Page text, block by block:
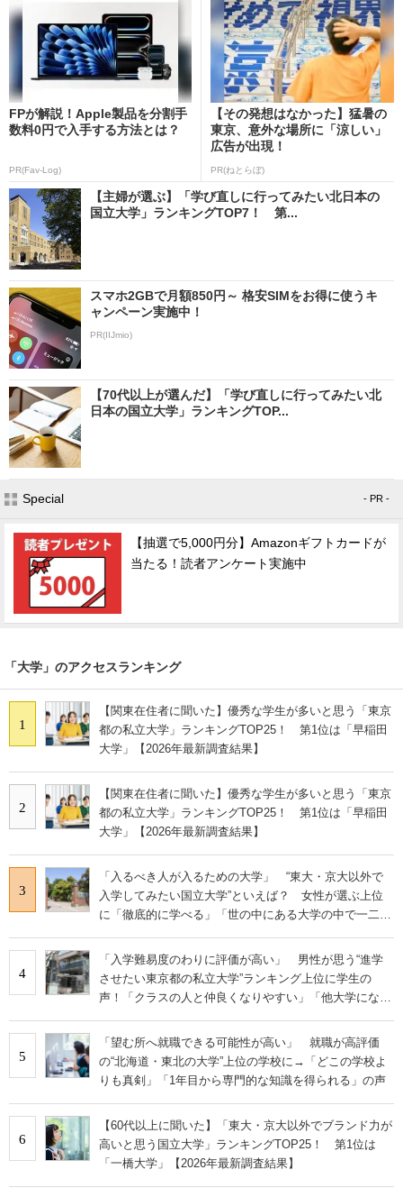
FPが解説！Apple製品を分割手
数料0円で入手する方法とは？
PR(Fav-Log)
【その発想はなかった】猛暑の
東京、意外な場所に「涼しい」
広告が出現！
PR(ねとらぼ)
【主婦が選ぶ】「学び直しに行ってみたい北日本の
国立大学」ランキングTOP7！ 第...
スマホ2GBで月額850円～ 格安SIMをお得に使うキ
ャンペーン実施中！
PR(IIJmio)
【70代以上が選んだ】「学び直しに行ってみたい北
日本の国立大学」ランキングTOP...
Special - PR -
【抽選で5,000円分】Amazonギフトカードが
当たる！読者アンケート実施中
「大学」のアクセスランキング
1
【関東在住者に聞いた】優秀な学生が多いと思う「東京
都の私立大学」ランキングTOP25！ 第1位は「早稲田
大学」【2026年最新調査結果】
2
【関東在住者に聞いた】優秀な学生が多いと思う「東京
都の私立大学」ランキングTOP25！ 第1位は「早稲田
大学」【2026年最新調査結果】
3
「入るべき人が入るための大学」 “東大・京大以外で
入学してみたい国立大学”といえば？ 女性が選ぶ上位
に「徹底的に学べる」「世の中にある大学の中で一二を
4
「入学難易度のわりに評価が高い」 男性が思う“進学
させたい東京都の私立大学”ランキング上位に学生の
声！「クラスの人と仲良くなりやすい」「他大学にない
5
「望む所へ就職できる可能性が高い」 就職が高評価
の“北海道・東北の大学”上位の学校に→「どこの学校よ
りも真剣」「1年目から専門的な知識を得られる」の声
6
【60代以上に聞いた】「東大・京大以外でブランド力が
高いと思う国立大学」ランキングTOP25！ 第1位は
「一橋大学」【2026年最新調査結果】